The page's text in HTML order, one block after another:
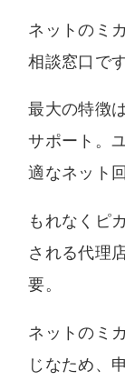
ネットのミ
相談窓口です
最大の特徴
サポート。
適なネット
もれなくピ
される代理
要。
ネットのミ
じなため、